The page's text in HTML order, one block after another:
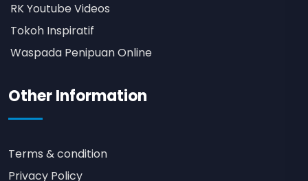
RK Youtube Videos
Tokoh Inspiratif
Waspada Penipuan Online
Other Information
Terms & condition
Privacy Policy